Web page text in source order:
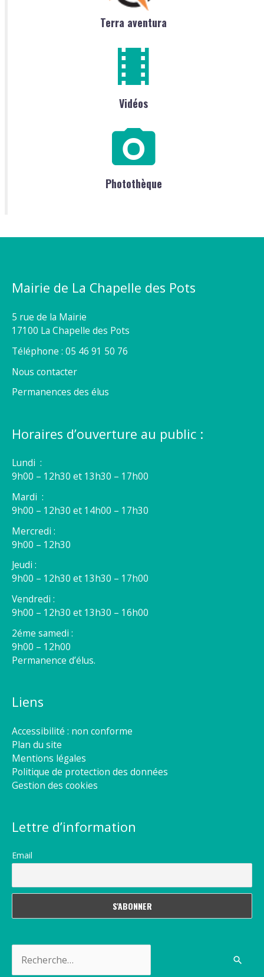
Terra aventura
Vidéos
Photothèque
Mairie de La Chapelle des Pots
5 rue de la Mairie
17100 La Chapelle des Pots
Téléphone : 05 46 91 50 76
Nous contacter
Permanences des élus
Horaires d’ouverture au public :
Lundi :
9h00 – 12h30 et 13h30 – 17h00
Mardi :
9h00 – 12h30 et 14h00 – 17h30
Mercredi :
9h00 – 12h30
Jeudi :
9h00 – 12h30 et 13h30 – 17h00
Vendredi :
9h00 – 12h30 et 13h30 – 16h00
2éme samedi :
9h00 – 12h00
Permanence d’élus.
Liens
Accessibilité : non conforme
Plan du site
Mentions légales
Politique de protection des données
Gestion des cookies
Lettre d’information
Email